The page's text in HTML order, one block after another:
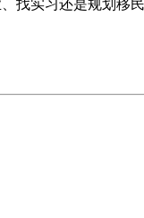
找实习还是规划移